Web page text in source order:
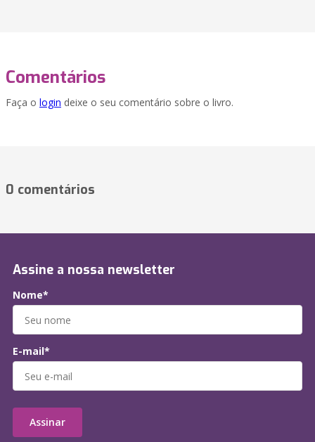
Comentários
Faça o login deixe o seu comentário sobre o livro.
0 comentários
Assine a nossa newsletter
Nome*
E-mail*
Assinar